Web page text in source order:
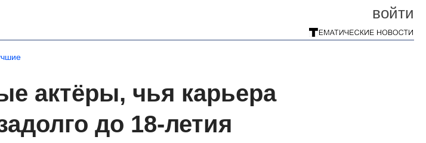
войти
актёры, чья карьера
до 18-летия